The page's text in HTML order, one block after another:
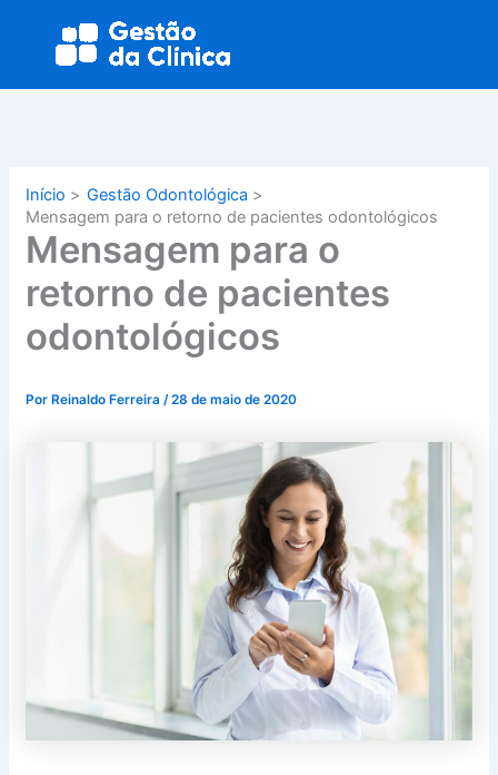
conteúdo
Início
Gestão Odontológica
Mensagem para o retorno de pacientes odontológicos
Mensagem para o
retorno de pacientes
odontológicos
Por Reinaldo Ferreira /28 de maio de 2020